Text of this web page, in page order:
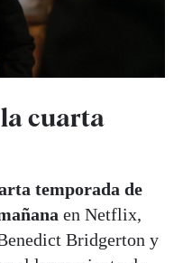
cuarta
temporada de
en Netflix,
Bridgerton y